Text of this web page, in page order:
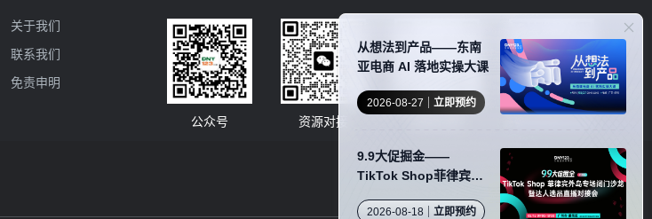
从想法到产品——东南
亚电商 AI 落地实操大课
2026-08-27 立即预约
9.9大促掘金——
TikTok Shop菲律宾外
选品直播对接会
2026-08-18 立即预约
关于我们
联系我们
免责申明
公众号 资源对接